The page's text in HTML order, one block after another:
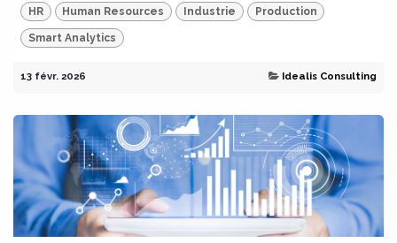
HR Human Resources Industrie Production
Smart Analytics
13 févr. 2026 Idealis Consulting